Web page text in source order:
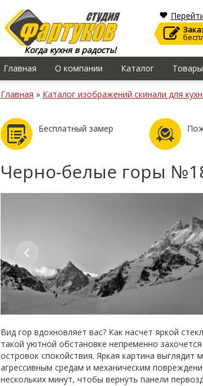
Когда кухня в радость!
Главная О компании Каталог Товары
Главная » Каталог изображений скинали для
Бесплатный замер
Черно-белые горы
Вид гор вдохновляет вас? Как насчет яркой
такой уютной обстановке непременно
островок спокойствия. Яркая картина
агрессивным средам и механическим
нескольких минут, чтобы вернуть панели